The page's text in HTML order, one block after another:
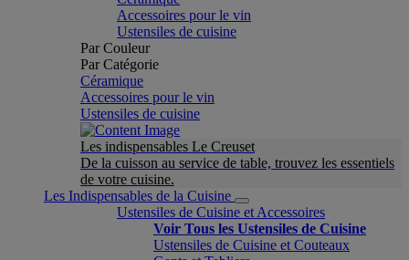
Accessoires pour le vin
Ustensiles de cuisine
Par Couleur
Par Catégorie
Céramique
Accessoires pour le vin
Ustensiles de cuisine
Les indispensables Le Creuset
De la cuisson au service de table, trouvez les essentiels
de votre cuisine.
Les Indispensables de la Cuisine
Ustensiles de Cuisine et Accessoires
Voir Tous les Ustensiles de Cuisine
Ustensiles de Cuisine et Couteaux